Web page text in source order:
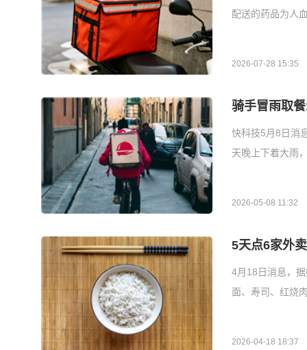
配送的药品为人
2026-07-28 15:35
骑手冒雨取
快科技5月8日消
天晚上下着大雨
2026-05-08 11:32
5天点6家外
4月18日消息，
面、寿司、红烧
2026-04-18 18:37